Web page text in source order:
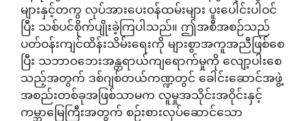
များနှင့်တကွ လုပ်အားပေးဝန်ထမ်းများ ပူးပေါင်းပါဝင်
ပြီး သစ်ပင်စိုက်ပျိုးခဲ့ကြပါသည်။ ဤအစီအစဉ်သည်
ပတ်ဝန်းကျင်ထိန်းသိမ်းရေးကို များစွာအကူအညီဖြစ်စေ
ပြီး သဘာဝဘေးအန္တရာယ်ကျရောက်မှုကို လျော့ပါးစေ
သည့်အတွက် ဒစ်ဂျစ်တယ်ကဏ္ဍတွင် ခေါင်းဆောင်အဖွဲ့
အစည်းတစ်ခုအဖြစ်သာမက လူမှုအသိုင်းအဝိုင်းနှင့်
ကမ္ဘာမြေကြီးအတွက် စဉ်းစားလုပ်ဆောင်သော